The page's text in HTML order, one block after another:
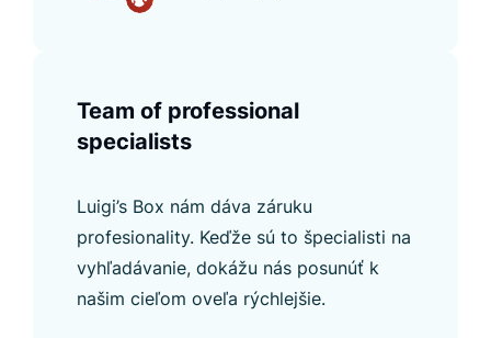
Team of professional
specialists
Luigi’s Box nám dáva záruku
profesionality. Keďže sú to špecialisti na
vyhľadávanie, dokážu nás posunúť k
našim cieľom oveľa rýchlejšie.